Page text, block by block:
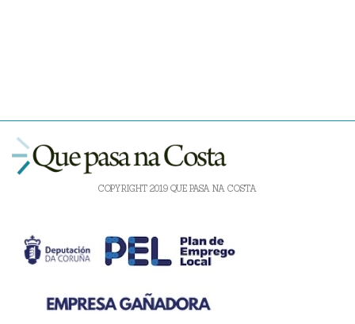
COPYRIGHT 2019 QUE PASA NA COSTA